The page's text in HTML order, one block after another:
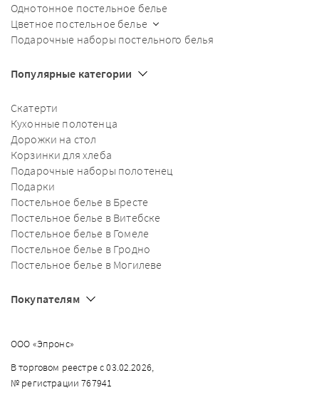
Однотонное постельное белье
Цветное постельное белье
Подарочные наборы постельного белья
Популярные категории
Скатерти
Кухонные полотенца
Дорожки на стол
Корзинки для хлеба
Подарочные наборы полотенец
Подарки
Постельное белье в Бресте
Постельное белье в Витебске
Постельное белье в Гомеле
Постельное белье в Гродно
Постельное белье в Могилеве
Покупателям
ООО «Эпронс»
В торговом реестре с 03.02.2026,
№ регистрации 767941